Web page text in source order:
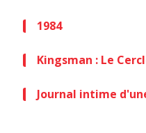
1984
Kingsman : Le
Journal intime